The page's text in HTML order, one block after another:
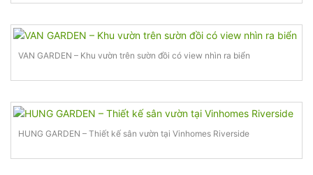
VAN GARDEN – Khu vườn trên sườn đồi có view nhìn ra biển
HUNG GARDEN – Thiết kế sân vườn tại Vinhomes Riverside